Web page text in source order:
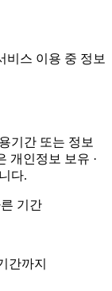
스 이용 중 정보
기간 또는 정보
개인정보 보유 ·
다.
기간
간까지